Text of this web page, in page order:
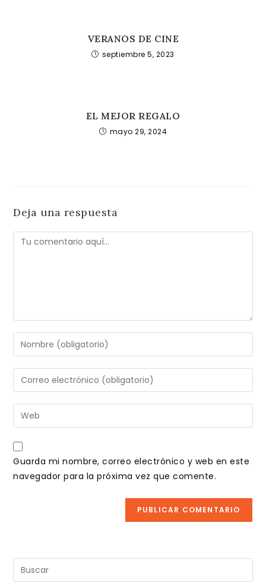
VERANOS DE CINE
septiembre 5, 2023
EL MEJOR REGALO
mayo 29, 2024
Deja una respuesta
Comentario
Introduce
tu
nombre
de
usuario
para
comentar
Introduce
tu
dirección
de
electrónico
para
comentar
Introduce
la
URL
de
Guarda mi nombre, correo electrónico y web en este
navegador para la próxima vez que comente.